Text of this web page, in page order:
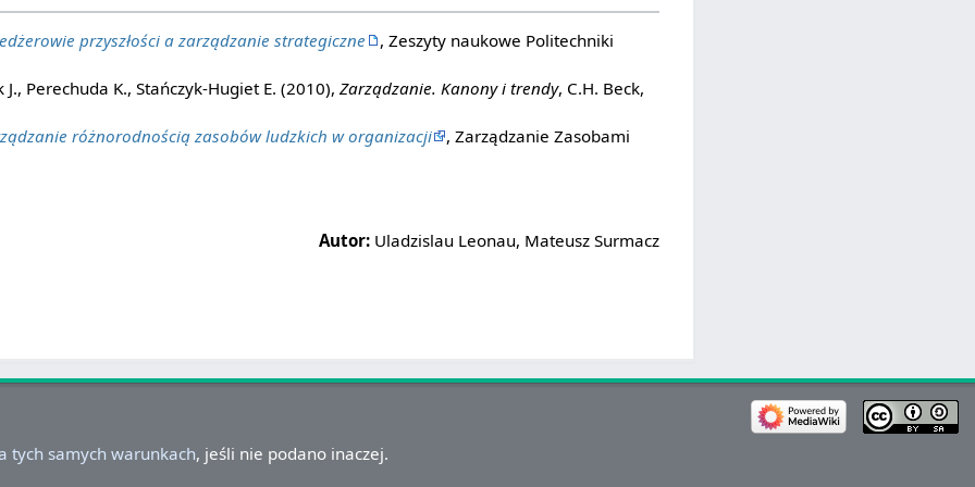
przyszłości a zarządzanie strategiczne , Zeszyty naukowe Politechniki
Perechuda K., Stańczyk-Hugiet E. (2010), Zarządzanie. Kanony i trendy, C.H. Beck,
różnorodnością zasobów ludzkich w organizacji , Zarządzanie Zasobami
Autor: Uladzislau Leonau, Mateusz Surmacz
tych samych warunkach, jeśli nie podano inaczej.